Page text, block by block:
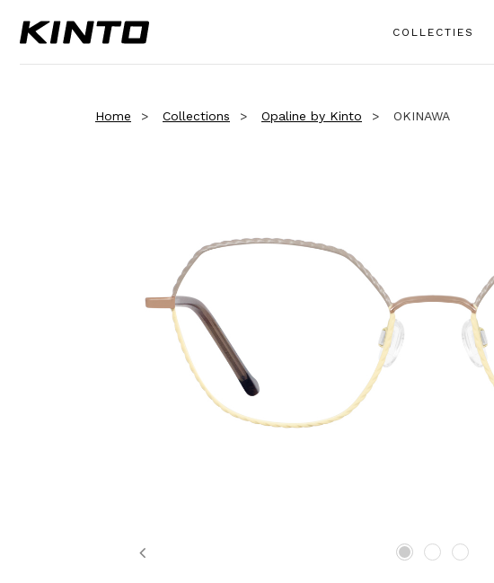
COLLECTIES
Home Collections Opaline by Kinto OKINAWA
Previous